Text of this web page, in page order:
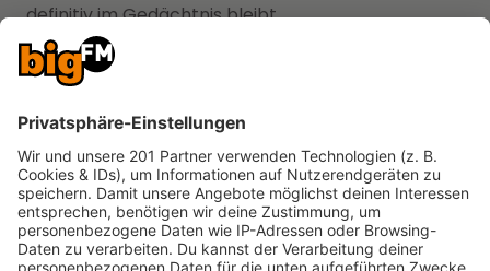
definitiv im Gedächtnis bleibt.
Bei den Geheimkonzerten sind die auftretenden
Wir überraschen dich bei jedem Konzert mit zwei
Artists, mal Newcomer:innen, mal etabliertere
Künstler:innen, die dich in intimer Atmosphäre mit
ihrer Musik verzaubern. Egal obStuttgart,
FrankfurtoderDüsseldorf- wir lassen dich bis kurz